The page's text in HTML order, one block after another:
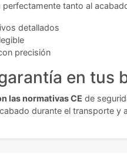
tanto al
detallados
precisión
en tus
las normativas CE de
durante el transporte y